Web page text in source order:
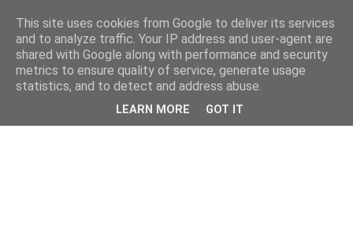
This site uses cookies from Google to deliver its services
and to analyze traffic. Your IP address and user-agent are
shared with Google along with performance and security
metrics to ensure quality of service, generate usage
statistics, and to detect and address abuse.
LEARN MORE GOT IT